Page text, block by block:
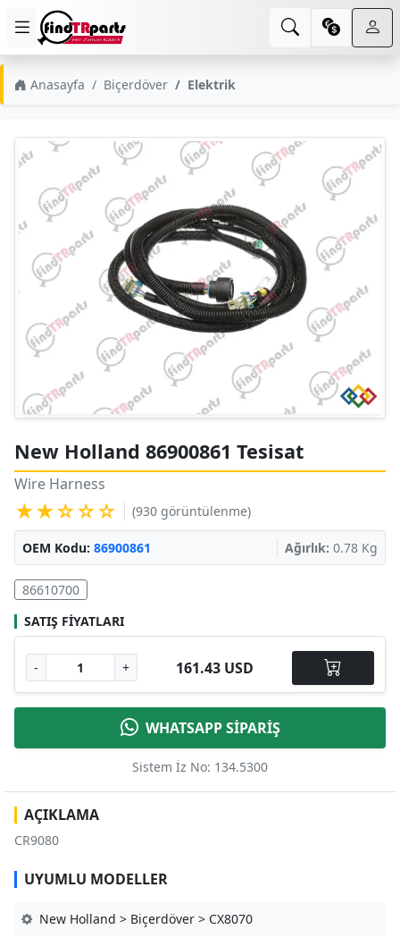
Anasayfa Biçerdöver Elektrik
New Holland 86900861 Tesisat
Wire Harness
★★☆☆☆ (930 görüntülenme)
OEM Kodu: 86900861 Ağırlık: 0.78 Kg
86610700
SATIŞ FIYATLARI
- + 161.43 USD
WHATSAPP SİPARİŞ
Sistem İz No: 134.5300
AÇIKLAMA
CR9080
UYUMLU MODELLER
New Holland > Biçerdöver > CX8070